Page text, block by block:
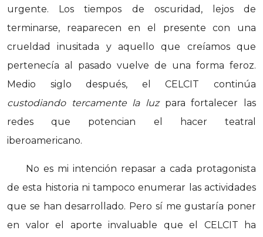
urgente. Los tiempos de oscuridad, lejos de
terminarse, reaparecen en el presente con una
crueldad inusitada y aquello que creíamos que
pertenecía al pasado vuelve de una forma feroz.
Medio siglo después, el CELCIT continúa
custodiando tercamente la luzpara fortalecer las
redes que potencian el hacer teatral
iberoamericano.
No es mi intención repasar a cada protagonista
de esta historia ni tampoco enumerar las actividades
que se han desarrollado. Pero sí me gustaría poner
en valor el aporte invaluable que el CELCIT ha